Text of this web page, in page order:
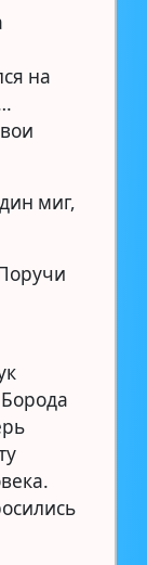
на
миг,